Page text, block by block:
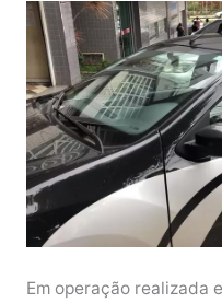
Em operação realizada